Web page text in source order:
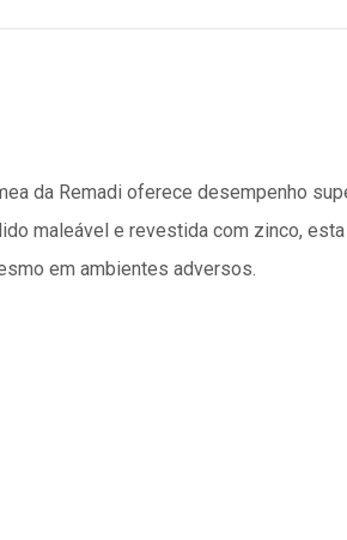
da Remadi oferece desempenho
maleável e revestida com zinco,
em ambientes adversos.